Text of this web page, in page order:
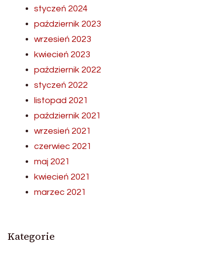
styczeń 2024
październik 2023
wrzesień 2023
kwiecień 2023
październik 2022
styczeń 2022
listopad 2021
październik 2021
wrzesień 2021
czerwiec 2021
maj 2021
kwiecień 2021
marzec 2021
Kategorie